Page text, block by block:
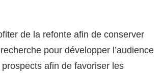
de la refonte afin de conserver
pour développer l’audience
afin de favoriser les